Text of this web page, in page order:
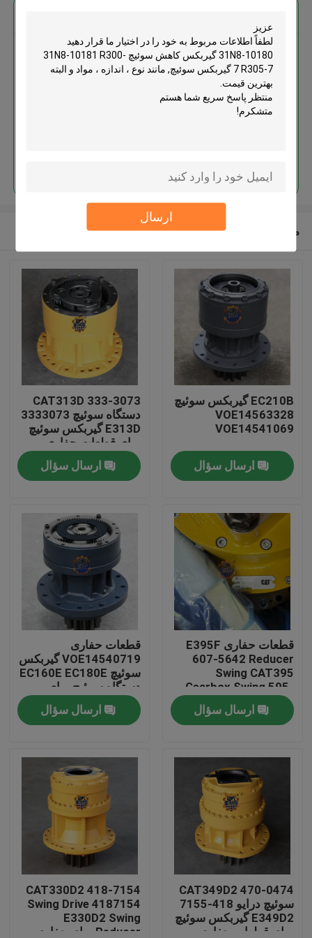
ارسال
صفحه اصلی
محصولات
درباره ما
تور کارخانه
کنترل کیفیت
با ما تماس بگیرید
اخبار
درخواست نقل قول
موتور محرک نهایی بیل مکانیکی
موتور تاب بیل مکانیکی
31N8-10180 گیربکس کاهش
سوئیچ 31N8-10181 R300-7
محصولات توصیه شده
EC210B گیربکس سوئیچ
VOE14563328
VOE14541069
ارسال سؤال
333-3073 CAT313D
دستگاه سوئیچ 3333073
E313D گیربکس سوئیچ
برای قطعات حفاری
ارسال سؤال
قطعات حفاری E395F
607-5642 Reducer
Swing CAT395
Gearbox Swing 595-
9502 برای حفاری
ارسال سؤال
قطعات حفاری
VOE14540719 گیربکس
سوئیچ EC160E EC180E
دستگاه سوئیچ برای
قطعات حفاری
ارسال سؤال
470-0474 CAT349D2
سوئیچ درایو 418-7155
E349D2 گیربکس سوئیچ
برای قطعات حفاری
418-7154 CAT330D2
Swing Drive 4187154
E330D2 Swing
Reducer برای حفاری